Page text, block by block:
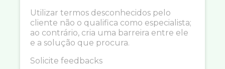
Utilizar termos desconhecidos pelo
cliente não o qualifica como especialista;
ao contrário, cria uma barreira entre ele
e a solução que procura.
Solicite feedbacks